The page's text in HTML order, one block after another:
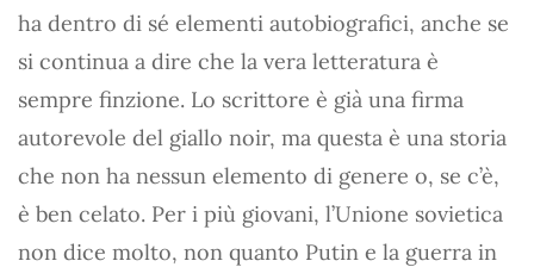
ha dentro di sé elementi autobiografici, anche se
si continua a dire che la vera letteratura è
sempre finzione. Lo scrittore è già una firma
autorevole del giallo noir, ma questa è una storia
che non ha nessun elemento di genere o, se c’è,
è ben celato. Per i più giovani, l’Unione sovietica
non dice molto, non quanto Putin e la guerra in